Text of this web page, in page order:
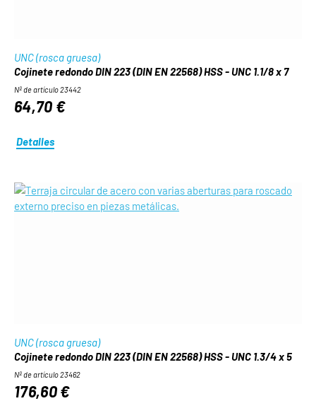
UNC (rosca gruesa)
Cojinete redondo DIN 223 (DIN EN 22568) HSS - UNC 1.1/8 x 7
Nº de artículo 23442
64,70 €
Detalles
UNC (rosca gruesa)
Cojinete redondo DIN 223 (DIN EN 22568) HSS - UNC 1.3/4 x 5
Nº de artículo 23462
176,60 €